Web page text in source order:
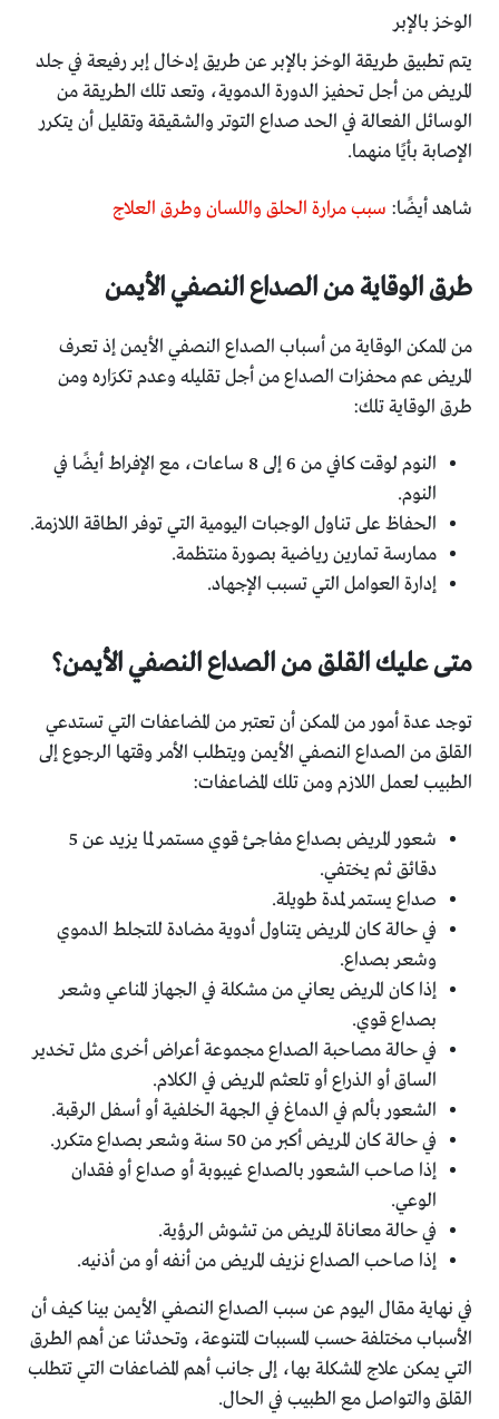
الوخز بالإبر
يتم تطبيق طريقة الوخز بالإبر عن طريق إدخال إبر رفيعة في جلد
المريض من أجل تحفيز الدورة الدموية، وتعد تلك الطريقة من
الوسائل الفعالة في الحد صداع التوتر والشقيقة وتقليل أن يتكرر
الإصابة بأيًا منهما.
شاهد أيضًا: سبب مرارة الحلق واللسان وطرق العلاج
طرق الوقاية من الصداع النصفي الأيمن
من الممكن الوقاية من أسباب الصداع النصفي الأيمن إذ تعرف
المريض عم محفزات الصداع من أجل تقليله وعدم تكرَاره ومن
طرق الوقاية تلك:
النوم لوقت كافي من 6 إلى 8 ساعات، مع الإفراط أيضًا في
النوم.
الحفاظ على تناول الوجبات اليومية التي توفر الطاقة اللازمة.
ممارسة تمارين رياضية بصورة منتظمة.
إدارة العوامل التي تسبب الإجهاد.
متى عليك القلق من الصداع النصفي الأيمن؟
توجد عدة أمور من الممكن أن تعتبر من المضاعفات التي تستدعي
القلق من الصداع النصفي الأيمن ويتطلب الأمر وقتها الرجوع إلى
الطبيب لعمل اللازم ومن تلك المضاعفات:
شعور المريض بصداع مفاجئ قوي مستمر لما يزيد عن 5
دقائق ثم يختفي.
صداع يستمر لمدة طويلة.
في حالة كان المريض يتناول أدوية مضادة للتجلط الدموي
وشعر بصداع.
إذا كان المريض يعاني من مشكلة في الجهاز المناعي وشعر
بصداع قوي.
في حالة مصاحبة الصداع مجموعة أعراض أخرى مثل تخدير
الساق أو الذراع أو تلعثم المريض في الكلام.
الشعور بألم في الدماغ في الجهة الخلفية أو أسفل الرقبة.
في حالة كان المريض أكبر من 50 سنة وشعر بصداع متكرر.
إذا صاحب الشعور بالصداع غيبوبة أو صداع أو فقدان
الوعي.
في حالة معاناة المريض من تشوش الرؤية.
إذا صاحب الصداع نزيف المريض من أنفه أو من أذنيه.
في نهاية مقال اليوم عن سبب الصداع النصفي الأيمن بينا كيف أن
الأسباب مختلفة حسب المسببات المتنوعة، وتحدثنا عن أهم الطرق
التي يمكن علاج المشكلة بها، إلى جانب أهم المضاعفات التي تتطلب
القلق والتواصل مع الطبيب في الحال.